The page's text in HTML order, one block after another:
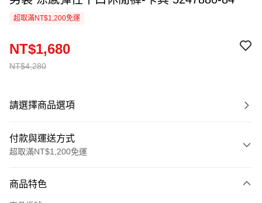
超取滿NT$1,200免運
NT$4,280
NT$1,680
請選擇商品選項
付款與運送方式
超取滿NT$1,200免運
信用卡一次付款
商品特色